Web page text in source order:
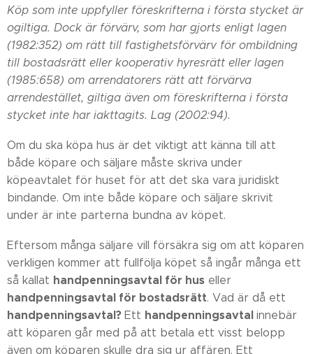
Köp som inte uppfyller föreskrifterna i första stycket är
ogiltiga. Dock är förvärv, som har gjorts enligt lagen
(1982:352) om rätt till fastighetsförvärv för ombildning
till bostadsrätt eller kooperativ hyresrätt eller lagen
(1985:658) om arrendatorers rätt att förvärva
arrendestället, giltiga även om föreskrifterna i första
stycket inte har iakttagits. Lag (2002:94).
Om du ska köpa hus är det viktigt att känna till att
både köpare och säljare måste skriva under
köpeavtalet för huset för att det ska vara juridiskt
bindande. Om inte både köpare och säljare skrivit
under är inte parterna bundna av köpet.
Eftersom många säljare vill försäkra sig om att köparen
verkligen kommer att fullfölja köpet så ingår många ett
så kallat handpenningsavtal för hus eller
handpenningsavtal för bostadsrätt. Vad är då ett
handpenningsavtal? Ett handpenningsavtal innebär
att köparen går med på att betala ett visst belopp
även om köparen skulle dra sig ur affären. Ett